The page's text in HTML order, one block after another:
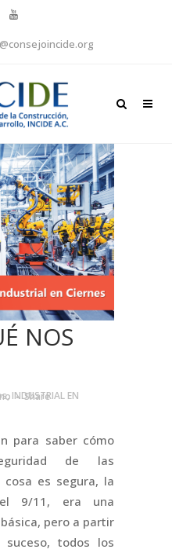
NOS
, Share
para saber cómo
de las
cosa es segura, la
9/11, era una
pero a partir
todos los